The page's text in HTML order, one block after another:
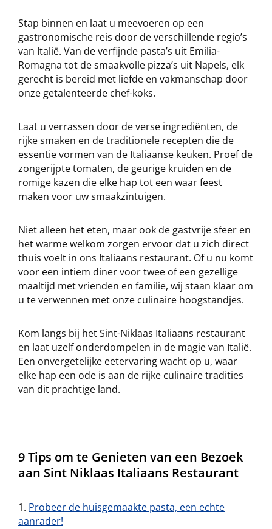
Stap binnen en laat u meevoeren op een
gastronomische reis door de verschillende regio’s
van Italië. Van de verfijnde pasta’s uit Emilia-
Romagna tot de smaakvolle pizza’s uit Napels, elk
gerecht is bereid met liefde en vakmanschap door
onze getalenteerde chef-koks.
Laat u verrassen door de verse ingrediënten, de
rijke smaken en de traditionele recepten die de
essentie vormen van de Italiaanse keuken. Proef de
zongerijpte tomaten, de geurige kruiden en de
romige kazen die elke hap tot een waar feest
maken voor uw smaakzintuigen.
Niet alleen het eten, maar ook de gastvrije sfeer en
het warme welkom zorgen ervoor dat u zich direct
thuis voelt in ons Italiaans restaurant. Of u nu komt
voor een intiem diner voor twee of een gezellige
maaltijd met vrienden en familie, wij staan klaar om
u te verwennen met onze culinaire hoogstandjes.
Kom langs bij het Sint-Niklaas Italiaans restaurant
en laat uzelf onderdompelen in de magie van Italië.
Een onvergetelijke eetervaring wacht op u, waar
elke hap een ode is aan de rijke culinaire tradities
van dit prachtige land.
9 Tips om te Genieten van een Bezoek
aan Sint Niklaas Italiaans Restaurant
Probeer de huisgemaakte pasta, een echte
aanrader!